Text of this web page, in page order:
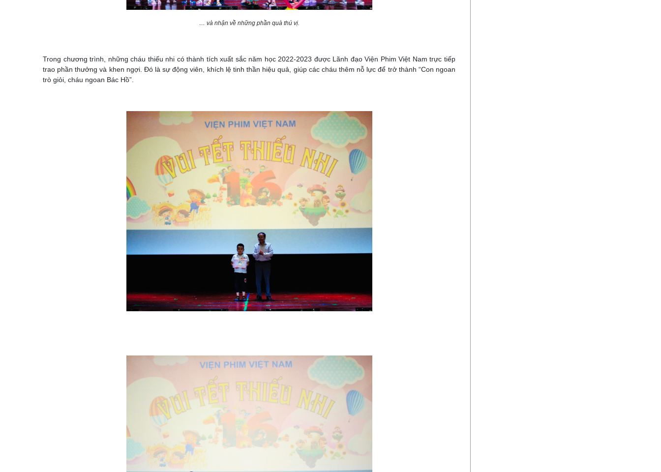
… và nhận về những phần quà thú vị.
Trong chương trình, những cháu thiếu nhi có thành tích xuất sắc năm học 2022-2023 được Lãnh đạo Viện Phim Việt Nam trực tiếp
trao phần thưởng và khen ngợi. Đó là sự động viên, khích lệ tinh thần hiệu quả, giúp các cháu thêm nỗ lực để trở thành “Con ngoan
trò giỏi, cháu ngoan Bác Hồ”.